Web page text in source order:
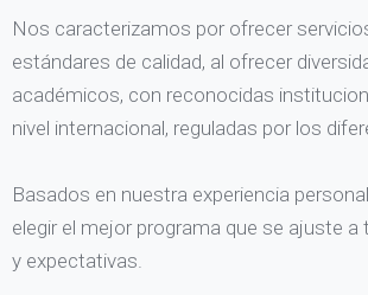
Nos caracterizamos por ofrecer
estándares de calidad, al ofrecer
académicos, con reconocidas
nivel internacional, reguladas por los
Basados en nuestra experiencia
elegir el mejor programa que se ajuste a
y expectativas.